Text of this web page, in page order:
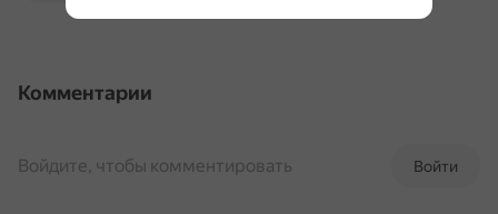
Комментарии
Войти
Войдите, чтобы комментировать